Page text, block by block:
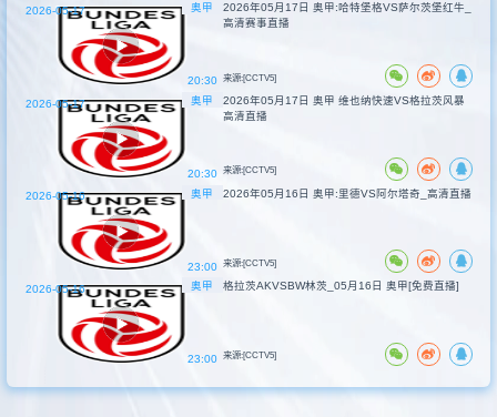
奥甲
20:30
2026-05-17
2026年05月17日 奥甲:哈特堡格VS萨尔茨堡红牛_
高清赛事直播
来源:[CCTV5]
奥甲
20:30
2026-05-17
2026年05月17日 奥甲 维也纳快速VS格拉茨风暴
高清直播
来源:[CCTV5]
奥甲
23:00
2026-05-16 2026年05月16日 奥甲:里德VS阿尔塔奇_高清直播
来源:[CCTV5]
奥甲
23:00
2026-05-16 格拉茨AKVSBW林茨_05月16日 奥甲[免费直播]
来源:[CCTV5]